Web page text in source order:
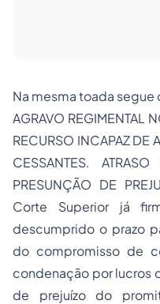
Na mesma toada segue
AGRAVO REGIMENTAL
RECURSO INCAPAZ DE
CESSANTES.
PRESUNÇÃO DE
Corte Superior já
descumprido o prazo
do compromisso de
condenação por lucros
de prejuízo do